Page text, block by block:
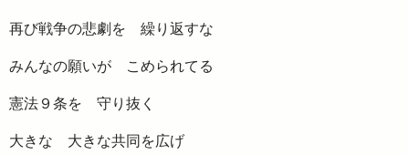
再び戦争の悲劇を 繰り返すな
みんなの願いが こめられてる
憲法９条を 守り抜く
大きな 大きな共同を広げ